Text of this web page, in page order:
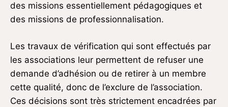
des missions essentiellement pédagogiques et
des missions de professionnalisation.
Les travaux de vérification qui sont effectués par
les associations leur permettent de refuser une
demande d’adhésion ou de retirer à un membre
cette qualité, donc de l’exclure de l’association.
Ces décisions sont très strictement encadrées par